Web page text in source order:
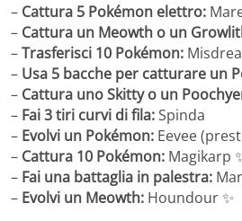
– Cattura 5 Pokémon elettro:
– Cattura un Meowth o un
–Trasferisci 10 Pokémon:
– Usa 5 bacche per catturare un
– Cattura uno Skitty o un
– Fai 3 tiri curvi di fila:Spinda
– Evolvi un Pokémon: Eevee
– Cattura 10 Pokémon: Magikarp
– Fai una battaglia in palestra:
– Evolvi un Meowth: Houndour ✨